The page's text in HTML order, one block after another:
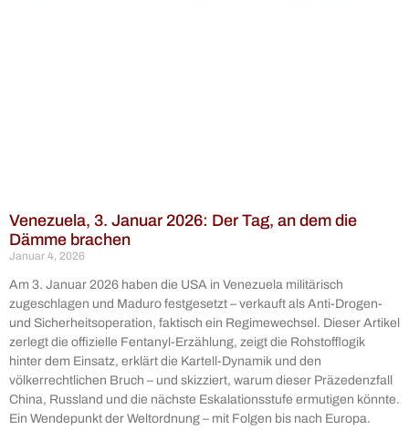
Venezuela, 3. Januar 2026: Der Tag, an dem die
Dämme brachen
Januar 4, 2026
Am 3. Januar 2026 haben die USA in Venezuela militärisch
zugeschlagen und Maduro festgesetzt – verkauft als Anti-Drogen-
und Sicherheitsoperation, faktisch ein Regimewechsel. Dieser Artikel
zerlegt die offizielle Fentanyl-Erzählung, zeigt die Rohstofflogik
hinter dem Einsatz, erklärt die Kartell-Dynamik und den
völkerrechtlichen Bruch – und skizziert, warum dieser Präzedenzfall
China, Russland und die nächste Eskalationsstufe ermutigen könnte.
Ein Wendepunkt der Weltordnung – mit Folgen bis nach Europa.